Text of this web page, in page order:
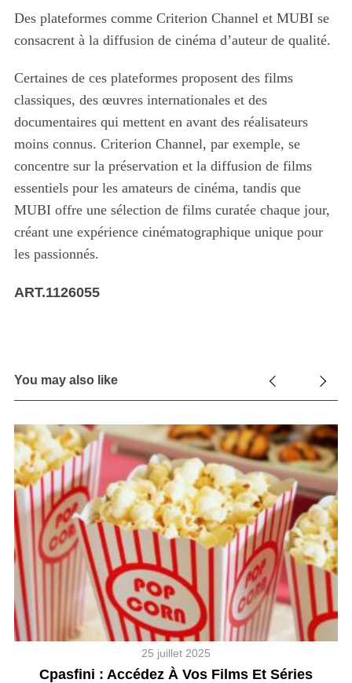
Des plateformes comme Criterion Channel et MUBI se
consacrent à la diffusion de cinéma d’auteur de qualité.
Certaines de ces plateformes proposent des films
classiques, des œuvres internationales et des
documentaires qui mettent en avant des réalisateurs
moins connus. Criterion Channel, par exemple, se
concentre sur la préservation et la diffusion de films
essentiels pour les amateurs de cinéma, tandis que
MUBI offre une sélection de films curatée chaque jour,
créant une expérience cinématographique unique pour
les passionnés.
ART.1126055
You may also like
25 juillet 2025
Cpasfini : Accédez À Vos Films Et Séries